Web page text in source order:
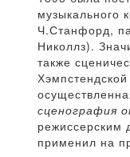
музыкального
Ч.Станфорд,
Николлз).
также
сценография
режиссерским
применил на